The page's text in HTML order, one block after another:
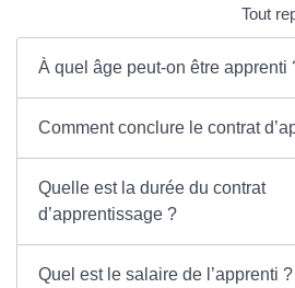
Tout
À quel âge peut-on être apprenti
Comment conclure le contrat
Quelle est la durée du contrat
d’apprentissage ?
Quel est le salaire de l’apprenti ?